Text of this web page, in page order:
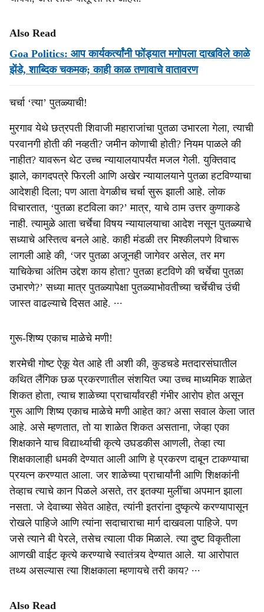
Also Read
Goa Politics: आप कार्यकर्त्यांनी फोंड्यात मगोपला दाखविले काळे
झेंडे, शाब्दिक चकमक; काही काळ तणावाचे वातावरण
चर्चा ‘त्या’ पुतळ्याची!
मुरगाव येथे छत्रपती शिवाजी महाराजांचा पुतळा उभारला गेला, त्याची
परवानगी होती की नव्हती? जमीन कोणाची होती? नियम पाळले की
नाहीत? यावरून थेट उच्च न्यायालयापर्यंत मजल गेली. युक्तिवाद
झाले, कागदपत्रे फिरली आणि अखेर न्यायालयाने पुतळा हटविण्याचा
आदेशही दिला; पण आता वेगळीच चर्चा सुरू झाली आहे. लोक
विचारतात, ‘पुतळा हटविला का?’ मात्र, याचे ठाम उत्तर कुणाकडे
नाही. त्यामुळे आता चर्चेचा विषय न्यायालयाचा आदेश नसून पुतळ्याचे
सध्याचे अस्तित्व बनले आहे. काही मंडळी तर मिश्‍कीलपणे विचारू
लागली आहे की, ‘जर पुतळा अजूनही जागेवर असेल, तर मग
याचिकेचा अंतिम उद्देश काय होता? पुतळा हटविणे की चर्चेचा पुतळा
उभारणे?’ सध्या मात्र पुतळ्यापेक्षा पुतळ्याभोवतीच्या चर्चेचीच उंची
जास्त वाढल्याचे दिसत आहे. ∙∙∙
गुरू-शिष्य एकाच माळेचे मणी!
शरमेची गोष्ट ऐकू येत आहे ती अशी की, कुडचडे मतदारसंघातील
कथित लैंगिक छळ प्रकरणातील संशयित ज्या उच्च माध्यमिक शाळेत
शिकत होता, त्याच शाळेच्या प्राचार्यांवरही गंभीर आरोप होत असून
गुरू आणि शिष्य एकाच माळेचे मणी आहेत का? असा सवाल केला जात
आहे. असे म्हणतात, तो या शाळेत शिकत असताना, जेव्हा एका
शिक्षकाने याच विद्यार्थ्याची कृत्ये उघडकीस आणली, तेव्हा त्या
शिक्षकालाही धमकी देण्यात आली आणि हे प्रकरण दाबून टाकण्याचा
प्रयत्न करण्यात आला. जर शाळेच्या प्राचार्यांनी आणि शिक्षकांनी
तेव्हाच त्याचे कान पिळले असते, तर इतक्या मुलींचा अपमान झाला
नसता. जे देवाच्या सेवेत आहेत, त्यांनी इतरांना दुष्कृत्ये करण्यापासून
रोखले पाहिजे आणि त्यांना सदाचाराचा मार्ग दाखवला पाहिजे. पण
जसे त्याने बी पेरले, तसेच त्याला पीक मिळाले. त्या दुष्ट विकृतीला
आणखी वाईट कृत्ये करण्याचे स्वातंत्र्य देण्यात आले. या आरोपात
तथ्य असल्यास त्या शिक्षकाला म्हणायचे तरी काय? ∙∙∙
Also Read